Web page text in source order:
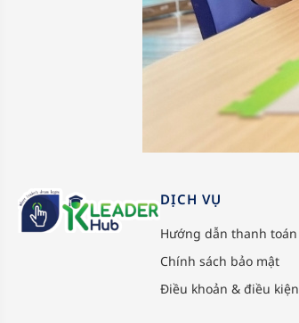
DỊCH VỤ
Hướng dẫn thanh toán
Chính sách bảo mật
Điều khoản & điều kiện